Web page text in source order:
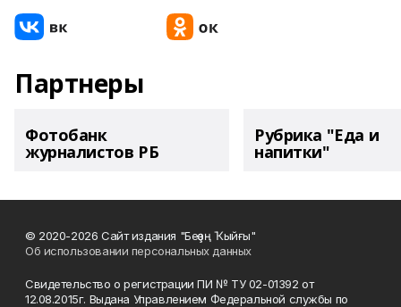
Партнеры
Фотобанк
журналистов РБ
Рубрика "Еда и
напитки"
© 2020-2026 Сайт издания "Беҙҙең Ҡыйғы"
Об использовании персональных данных
Свидетельство о регистрации ПИ № ТУ 02-01392 от
12.08.2015г. Выдана Управлением Федеральной службы по